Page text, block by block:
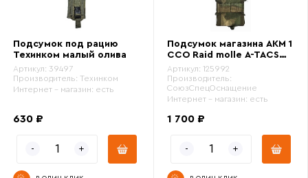
Подсумок под рацию
Техинком малый олива
Артикул: 39497
Производитель: Техинком
Интернет - магазин: есть
630 ₽
Подсумок магазина АКМ 1
ССО Raid molle A-TACS
FG Camo
Артикул: 125992
Производитель:
СоюзСпецОснащение
Интернет - магазин: есть
1 700 ₽